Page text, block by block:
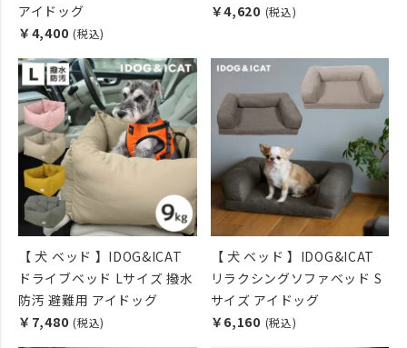
アイドッグ
￥4,400 (税込)
￥4,620 (税込)
【 犬 ベッド 】IDOG&ICAT
ドライブベッド Lサイズ 撥水
防汚 避難用 アイドッグ
￥7,480 (税込)
【 犬 ベッド 】IDOG&ICAT
リラクシングソファベッド S
サイズ アイドッグ
￥6,160 (税込)